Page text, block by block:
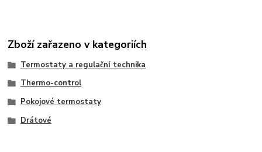
Zboží zařazeno v kategoriích
Termostaty a regulační technika
Thermo-control
Pokojové termostaty
Drátové